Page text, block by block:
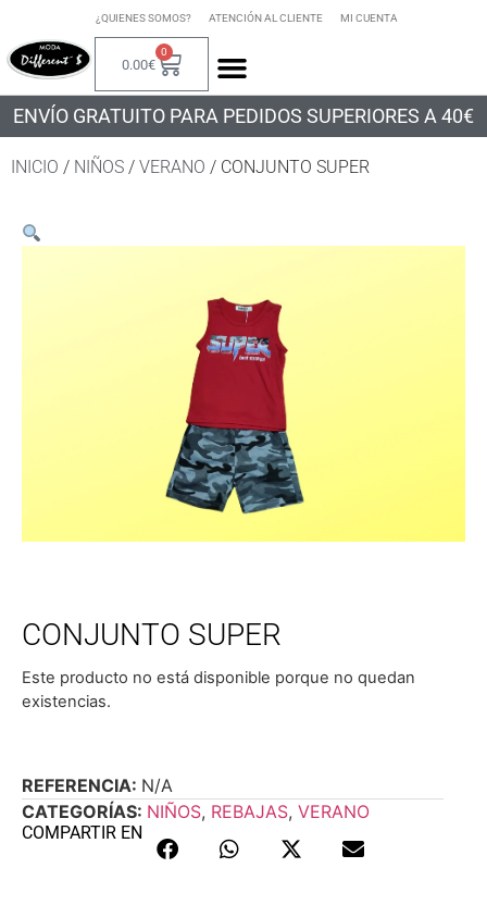
¿QUIENES SOMOS? ATENCIÓN AL CLIENTE MI CUENTA
0.00€
0
ENVÍO GRATUITO PARA PEDIDOS SUPERIORES A 40€
INICIO / NIÑOS / VERANO / CONJUNTO SUPER
CONJUNTO SUPER
Este producto no está disponible porque no quedan
existencias.
REFERENCIA: N/A
CATEGORÍAS: NIÑOS, REBAJAS, VERANO
COMPARTIR EN